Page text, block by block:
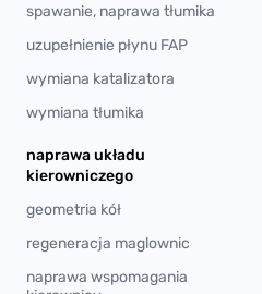
spawanie, naprawa tłumika
uzupełnienie płynu FAP
wymiana katalizatora
wymiana tłumika
naprawa układu
kierowniczego
geometria kół
regeneracja maglownic
naprawa wspomagania